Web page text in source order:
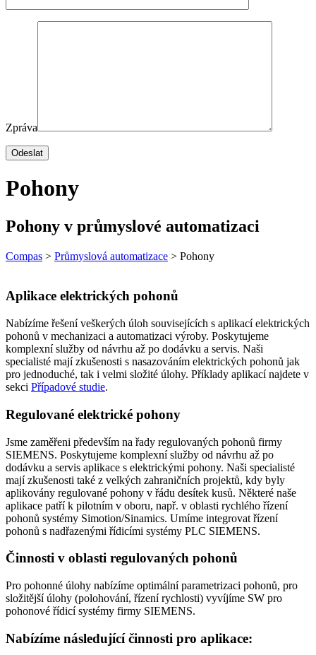
Zpráva
Pohony
Pohony v průmyslové automatizaci
Compas > Průmyslová automatizace > Pohony
Aplikace elektrických pohonů
Nabízíme řešení veškerých úloh souvisejících s aplikací elektrických
pohonů v mechanizaci a automatizaci výroby. Poskytujeme
komplexní služby od návrhu až po dodávku a servis. Naši
specialisté mají zkušenosti s nasazováním elektrických pohonů jak
pro jednoduché, tak i velmi složité úlohy. Příklady aplikací najdete v
sekci Případové studie.
Regulované elektrické pohony
Jsme zaměřeni především na řady regulovaných pohonů firmy
SIEMENS. Poskytujeme komplexní služby od návrhu až po
dodávku a servis aplikace s elektrickými pohony. Naši specialisté
mají zkušenosti také z velkých zahraničních projektů, kdy byly
aplikovány regulované pohony v řádu desítek kusů. Některé naše
aplikace patří k pilotním v oboru, např. v oblasti rychlého řízení
pohonů systémy Simotion/Sinamics. Umíme integrovat řízení
pohonů s nadřazenými řídicími systémy PLC SIEMENS.
Činnosti v oblasti regulovaných pohonů
Pro pohonné úlohy nabízíme optimální parametrizaci pohonů, pro
složitější úlohy (polohování, řízení rychlosti) vyvíjíme SW pro
pohonové řídicí systémy firmy SIEMENS.
Nabízíme následující činnosti pro aplikace: